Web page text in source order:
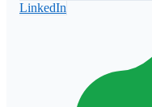
LinkedIn